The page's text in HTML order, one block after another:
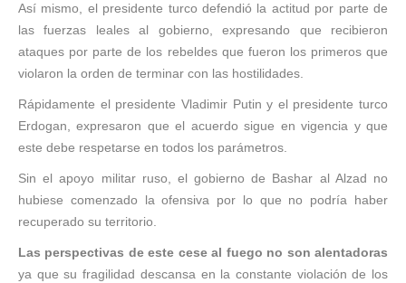
Así mismo, el presidente turco defendió la actitud por parte de
las fuerzas leales al gobierno, expresando que recibieron
ataques por parte de los rebeldes que fueron los primeros que
violaron la orden de terminar con las hostilidades.
Rápidamente el presidente Vladimir Putin y el presidente turco
Erdogan, expresaron que el acuerdo sigue en vigencia y que
este debe respetarse en todos los parámetros.
Sin el apoyo militar ruso, el gobierno de Bashar al Alzad no
hubiese comenzado la ofensiva por lo que no podría haber
recuperado su territorio.
Las perspectivas de este cese al fuego no son alentadoras
ya que su fragilidad descansa en la constante violación de los